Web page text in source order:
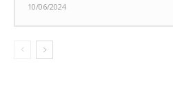
10/06/2024